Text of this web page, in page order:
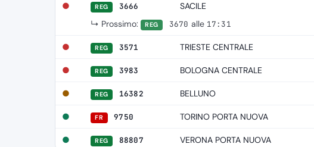
● REG 3666 SACILE
↳ Prossimo: REG 3670 alle 17:31
● REG 3571 TRIESTE CENTRALE
● REG 3983 BOLOGNA CENTRALE
● REG 16382 BELLUNO
● FR 9750 TORINO PORTA NUOVA
● REG 88807 VERONA PORTA NUOVA